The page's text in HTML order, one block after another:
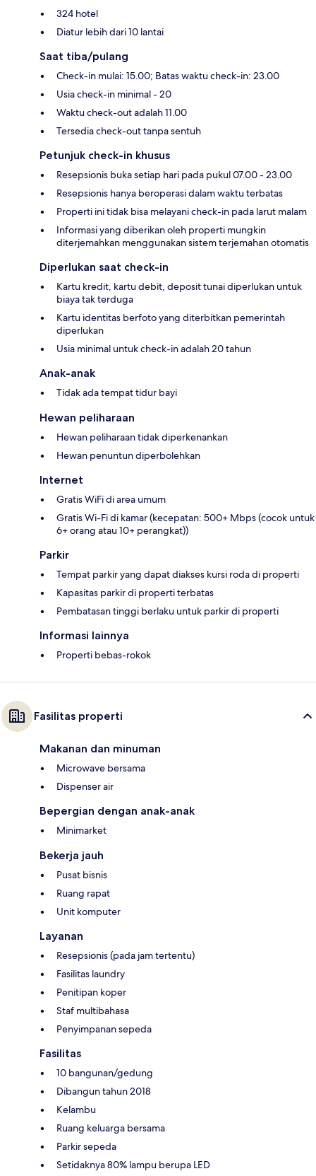
324 hotel
Diatur lebih dari 10 lantai
Saat tiba/pulang
Check-in mulai: 15.00; Batas waktu check-in: 23.00
Usia check-in minimal - 20
Waktu check-out adalah 11.00
Tersedia check-out tanpa sentuh
Petunjuk check-in khusus
Resepsionis buka setiap hari pada pukul 07.00 - 23.00
Resepsionis hanya beroperasi dalam waktu terbatas
Properti ini tidak bisa melayani check-in pada larut malam
Informasi yang diberikan oleh properti mungkin
diterjemahkan menggunakan sistem terjemahan otomatis
Diperlukan saat check-in
Kartu kredit, kartu debit, deposit tunai diperlukan untuk
biaya tak terduga
Kartu identitas berfoto yang diterbitkan pemerintah
diperlukan
Usia minimal untuk check-in adalah 20 tahun
Anak-anak
Tidak ada tempat tidur bayi
Hewan peliharaan
Hewan peliharaan tidak diperkenankan
Hewan penuntun diperbolehkan
Internet
Gratis WiFi di area umum
Gratis Wi-Fi di kamar (kecepatan: 500+ Mbps (cocok untuk
6+ orang atau 10+ perangkat))
Parkir
Tempat parkir yang dapat diakses kursi roda di properti
Kapasitas parkir di properti terbatas
Pembatasan tinggi berlaku untuk parkir di properti
Informasi lainnya
Properti bebas-rokok
Fasilitas properti
Makanan dan minuman
Microwave bersama
Dispenser air
Bepergian dengan anak-anak
Minimarket
Bekerja jauh
Pusat bisnis
Ruang rapat
Unit komputer
Layanan
Resepsionis (pada jam tertentu)
Fasilitas laundry
Penitipan koper
Staf multibahasa
Penyimpanan sepeda
Fasilitas
10 bangunan/gedung
Dibangun tahun 2018
Kelambu
Ruang keluarga bersama
Parkir sepeda
Setidaknya 80% lampu berupa LED